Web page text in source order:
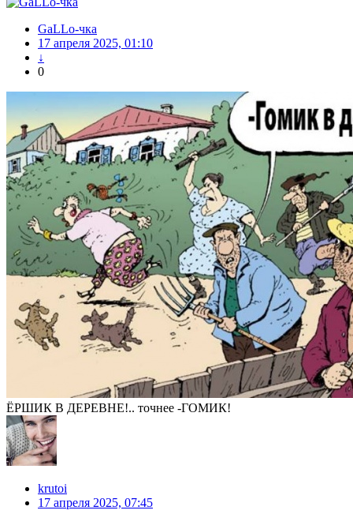
GaLLo-чка
17 апреля 2025, 01:10
↓
0
ЁРШИК В ДЕРЕВНЕ!.. точнее -ГОМИК!
krutoi
17 апреля 2025, 07:45